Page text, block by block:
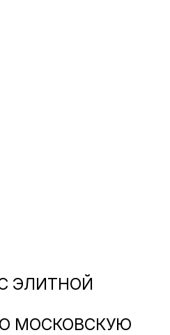
ЭЛИТНОЙ
МОСКОВСКУЮ